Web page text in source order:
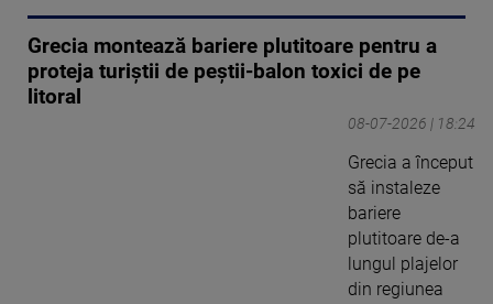
Grecia montează bariere plutitoare pentru a
proteja turiștii de peștii-balon toxici de pe
litoral
08-07-2026 | 18:24
Grecia a început
să instaleze
bariere
plutitoare de-a
lungul plajelor
din regiunea